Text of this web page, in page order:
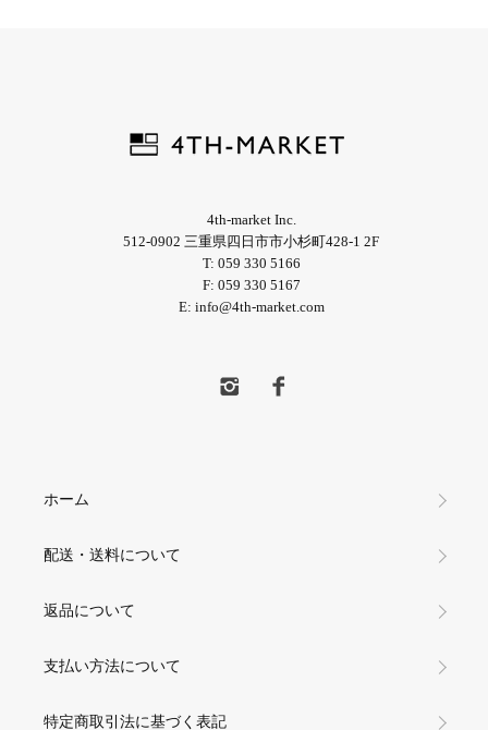
4th-market Inc.
512-0902 三重県四日市市小杉町428-1 2F
T: 059 330 5166
F: 059 330 5167
E: info@4th-market.com
ホーム
配送・送料について
返品について
支払い方法について
特定商取引法に基づく表記